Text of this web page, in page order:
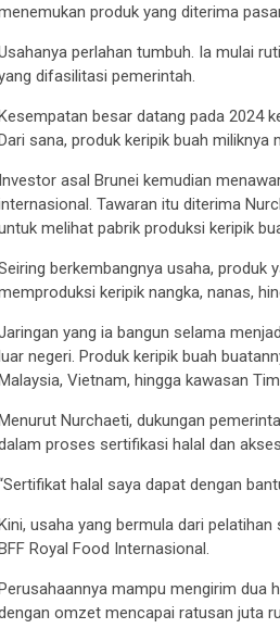
produk yang diterima
perlahan tumbuh. Ia mulai
difasilitasi pemerintah.
besar datang pada 2024
sana, produk keripik buah miliknya
Investor asal Brunei kemudian
Tawaran itu diterima
melihat pabrik produksi keripik
berkembangnya usaha, produk
keripik nangka, nanas,
yang ia bangun selama
negeri. Produk keripik buah
Vietnam, hingga kawasan
Nurchaeti, dukungan
proses sertifikasi halal dan
halal saya dapat dengan
usaha yang bermula dari
Royal Food Internasional.
mampu mengirim dua
omzet mencapai ratusan juta